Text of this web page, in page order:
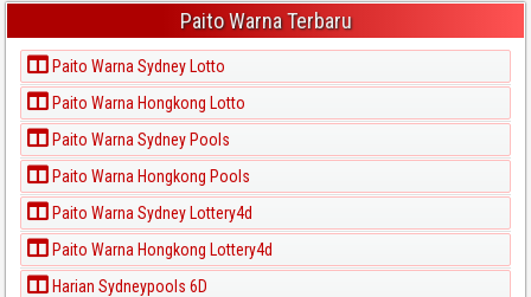
Paito Warna Terbaru
Paito Warna Sydney Lotto
Paito Warna Hongkong Lotto
Paito Warna Sydney Pools
Paito Warna Hongkong Pools
Paito Warna Sydney Lottery4d
Paito Warna Hongkong Lottery4d
Harian Sydneypools 6D